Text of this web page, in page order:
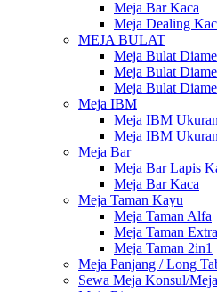
Meja Bar Kaca
Meja Dealing
MEJA BULAT
Meja Bulat
Meja Bulat
Meja Bulat
Meja IBM
Meja IBM
Meja IBM
Meja Bar
Meja Bar Lapis
Meja Bar Kaca
Meja Taman Kayu
Meja Taman Alfa
Meja Taman Extra
Meja Taman 2in1
Meja Panjang / Long
Sewa Meja Konsul/